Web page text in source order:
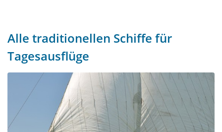
Alle traditionellen Schiffe für
Tagesausflüge